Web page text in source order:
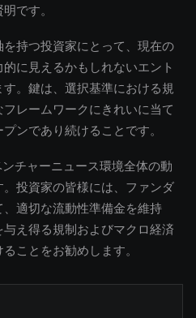
です。
持つ投資家にとって、現在の
に見えるかもしれないエント
。鍵は、選択基準における規
レームワークにきれいに当て
ンであり続けることです。
チャーニュース環境全体の動
投資家の皆様には、ファンダ
適切な流動性準備金を維持
え得る規制およびマクロ経済
ことをお勧めします。